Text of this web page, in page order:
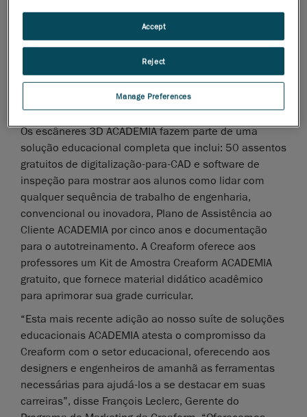
como alunos de todos os níveis, o ACADEMIA 50 usa
tecnologia de luz branca estruturada para digitalizar
objetos feitos de qualquer material, tipo de superfície
ou cor. Suas especificações técnicas sublinham seus
níveis de desempenho, com uma precisão de até
0,250 mm (0,010 pol) e uma resolução de medição
de até 0,250 mm (0,010 pol).
Os escâneres 3D ACADEMIA fazem parte de uma
solução educacional completa que inclui: 50 assentos
gratuitos de digitalização-para-CAD e software de
inspeção para mostrar aos alunos como lidar com
qualquer sequência de trabalho de engenharia,
convencional ou inovadora, Plano de Assistência ao
Cliente ACADEMIA por cinco anos e documentação
para o autotreinamento. A Creaform oferece aos
professores um Kit de Amostra Creaform ACADEMIA
gratuito, que fornece material didático acadêmico
para aprimorar sua grade curricular.
“Esta mais recente adição ao nosso suíte de soluções
educacionais ACADEMIA atesta o compromisso da
Creaform com o setor educacional, oferecendo aos
designers e engenheiros de amanhã as ferramentas
necessárias para ajudá-los a se destacar em suas
carreiras”, disse François Leclerc, Gerente do
Manage Preferences
Reject
Accept